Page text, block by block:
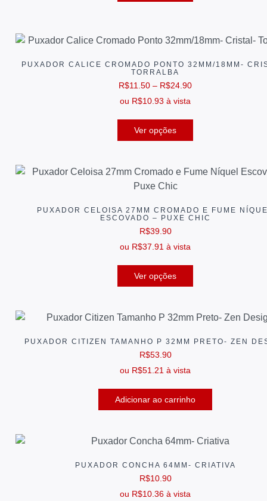
PUXADOR CALICE CROMADO PONTO 32MM/18MM-
TORRALBA
R$11.50 – R$24.90
ou R$10.93 à vista
Ver opções
PUXADOR CELOISA 27MM CROMADO E FUME
ESCOVADO – PUXE CHIC
R$39.90
ou R$37.91 à vista
Ver opções
PUXADOR CITIZEN TAMANHO P 32MM PRETO- ZEN
R$53.90
ou R$51.21 à vista
Adicionar ao carrinho
PUXADOR CONCHA 64MM- CRIATIVA
R$10.90
ou R$10.36 à vista